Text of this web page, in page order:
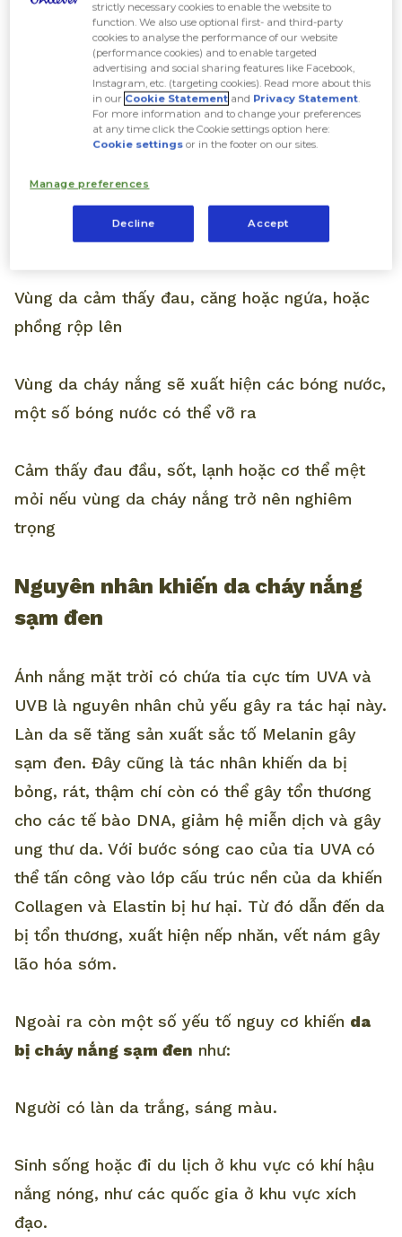
Biểu hiện của da bị cháy nắng sạm
Da bị cháy nắngsẽ chuyển sang hồng đỏ hoặc
đỏ nhanh chóng
Da bị cháy nắng sạm đencó cảm giác ấm
hoặc nóng khi chạm vào
Vùng da cảm thấy đau, căng hoặc ngứa, hoặc
phồng rộp lên
Vùng da cháy nắng sẽ xuất hiện các bóng nước,
một số bóng nước có thể vỡ ra
Cảm thấy đau đầu, sốt, lạnh hoặc cơ thể mệt
mỏi nếu vùng da cháy nắng trở nên nghiêm
trọng
Nguyên nhân khiến da cháy nắng
sạm đen
Ánh nắng mặt trời có chứa tia cực tím UVA và
UVB là nguyên nhân chủ yếu gây ra tác hại này.
Làn da sẽ tăng sản xuất sắc tố Melanin gây
sạm đen. Đây cũng là tác nhân khiến da bị
bỏng, rát, thậm chí còn có thể gây tổn thương
cho các tế bào DNA, giảm hệ miễn dịch và gây
ung thư da. Với bước sóng cao của tia UVA có
thể tấn công vào lớp cấu trúc nền của da khiến
Collagen và Elastin bị hư hại. Từ đó dẫn đến da
bị tổn thương, xuất hiện nếp nhăn, vết nám gây
lão hóa sớm.
Ngoài ra còn một số yếu tố nguy cơ khiến da
bị cháy nắng sạm đen như:
Người có làn da trắng, sáng màu.
Sinh sống hoặc đi du lịch ở khu vực có khí hậu
nắng nóng, như các quốc gia ở khu vực xích
đạo.
strictly necessary cookies to enable the website to
function. We also use optional first- and third-party
cookies to analyse the performance of our website
(performance cookies) and to enable targeted
advertising and social sharing features like Facebook,
Instagram, etc. (targeting cookies). Read more about this
in our Cookie Statement and Privacy Statement.
For more information and to change your preferences
at any time click the Cookie settings option here:
Cookie settings or in the footer on our sites.
Manage preferences
Decline Accept